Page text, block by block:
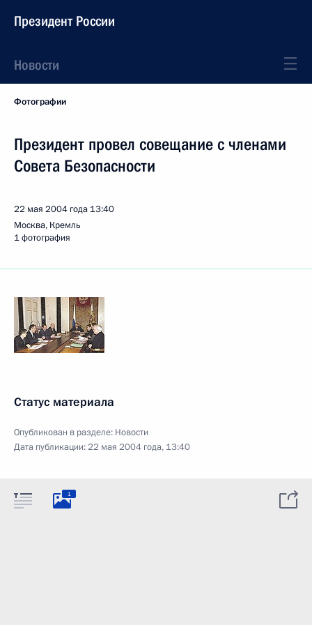
Президент России
Новости
Фотографии
Президент провел совещание с членами
Совета Безопасности
22 мая 2004 года 13:40
Москва, Кремль
1 фотография
Статус материала
Опубликован в разделе: Новости
Дата публикации:22 мая 2004 года, 13:40
1